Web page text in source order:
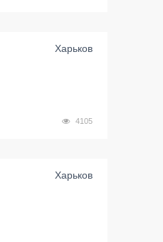
Харьков
4105
Харьков